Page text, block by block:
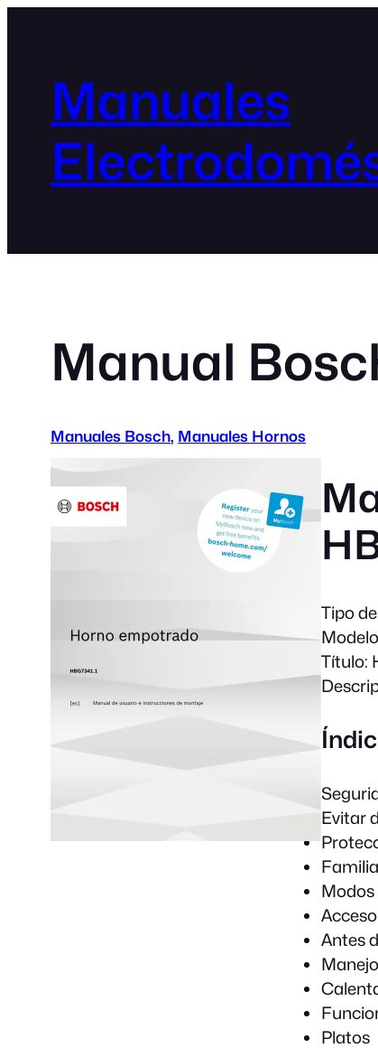
Manuales
Manual
Manuales Bosch, Manuales Hornos
Tipo
Título:
Evitar
Antes
Platos